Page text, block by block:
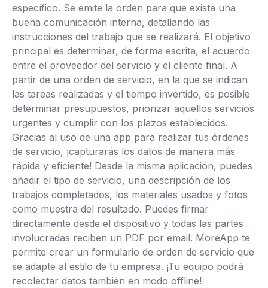
específico. Se emite la orden para que exista una
buena comunicación interna, detallando las
instrucciones del trabajo que se realizará. El objetivo
principal es determinar, de forma escrita, el acuerdo
entre el proveedor del servicio y el cliente final. A
partir de una orden de servicio, en la que se indican
las tareas realizadas y el tiempo invertido, es posible
determinar presupuestos, priorizar aquellos servicios
urgentes y cumplir con los plazos establecidos.
Gracias al uso de una app para realizar tus órdenes
de servicio, ¡capturarás los datos de manera más
rápida y eficiente! Desde la misma aplicación, puedes
añadir el tipo de servicio, una descripción de los
trabajos completados, los materiales usados y fotos
como muestra del resultado. Puedes firmar
directamente desde el dispositivo y todas las partes
involucradas reciben un PDF por email. MoreApp te
permite crear un formulario de orden de servicio que
se adapte al estilo de tu empresa. ¡Tu equipo podrá
recolectar datos también en modo offline!